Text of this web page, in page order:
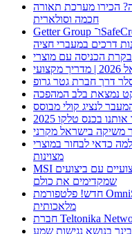
הכירו מערכת תאורה
חכמה וסולארית
Getter Group ו־SafeCross הציגו בכנס מוני אקספו פתרון חדש
דרכים במעברי חציה
דרך חברת גטר גרופ
נמצאת בלב המהפכה
בכנס טלקו 2025
למה כדאי לבחור במוצרי MSI ? לא רק מחשב, אלא חוויה של
מצוינות
MSI בישראל: מחשבי גיימינג ומסכים מקצועיים עם ביצועים
שמקדימים את כולם
חדש! פלטפורמת OmniSec ניהול ציות חכם מבוסס בינה
מלאכותית
בנושא נגישות שמע